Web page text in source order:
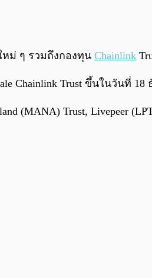
ม่ ๆ รวมถึงกองทุน Chainlink
Chainlink Trust ขึ้นในวันที่ 18
(MANA) Trust, Livepeer